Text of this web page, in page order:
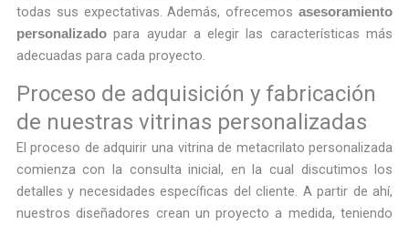
todas sus expectativas. Además, ofrecemosasesoramiento
personalizadopara ayudar a elegir las características más
adecuadas para cada proyecto.
Proceso de adquisición y fabricación
de nuestras vitrinas personalizadas
El proceso de adquirir una vitrina de metacrilato personalizada
comienza con la consulta inicial, en la cual discutimos los
detalles y necesidades específicas del cliente. A partir de ahí,
nuestros diseñadores crean un proyecto a medida, teniendo